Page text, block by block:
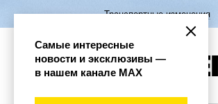
Транспортные изменения
Самые интересные
новости и эксклюзивы —
в нашем канале МАХ